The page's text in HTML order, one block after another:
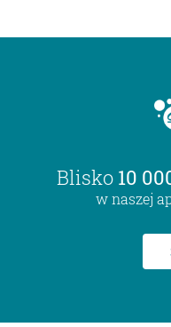
Blisko 10
w naszej